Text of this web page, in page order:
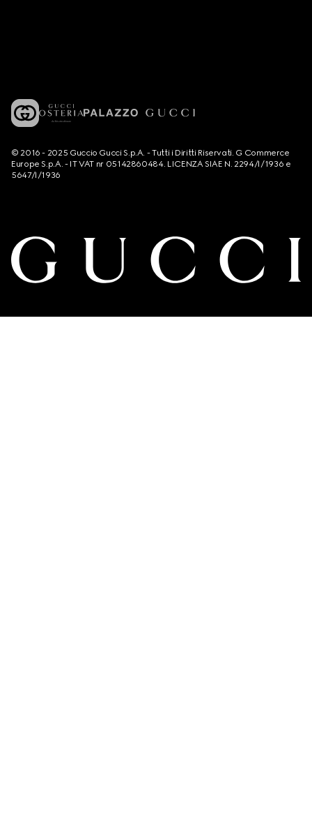
© 2016 - 2025 Guccio Gucci S.p.A. - Tutti i Diritti Riservati. G Commerce
Europe S.p.A. - IT VAT nr 05142860484. LICENZA SIAE N. 2294/I/1936 e
5647/I/1936